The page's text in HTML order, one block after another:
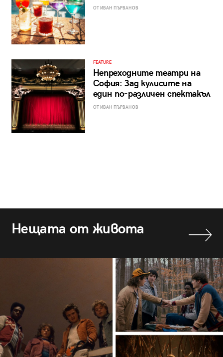
ОТ ИВАН ПЪРВАНОВ
FEATURE
Непреходните театри на
София: Зад кулисите на
един по-различен спектакъл
ОТ ИВАН ПЪРВАНОВ
Нещата от живота